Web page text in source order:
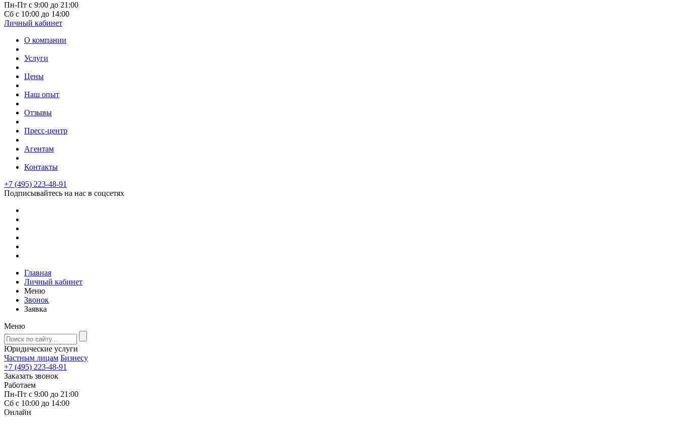
Пн-Пт с 9:00 до 21:00
Сб с 10:00 до 14:00
Личный кабинет
О компании
Услуги
Цены
Наш опыт
Отзывы
Пресс-центр
Агентам
Контакты
+7 (495) 223-48-91
Подписывайтесь на нас в соцсетях
Главная
Личный кабинет
Меню
Звонок
Заявка
Меню
Юридические услуги
Частным лицам Бизнесу
+7 (495) 223-48-91
Заказать звонок
Работаем
Пн-Пт с 9:00 до 21:00
Сб с 10:00 до 14:00
Онлайн